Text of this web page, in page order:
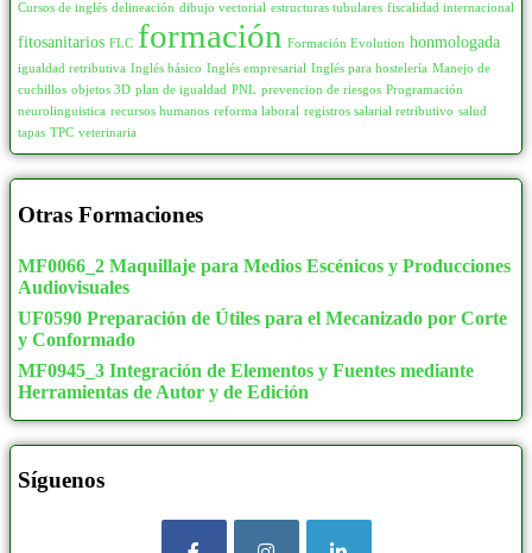
Cursos de inglés delineación dibujo vectorial estructuras tubulares fiscalidad internacional
fitosanitarios FLC formación Formación Evolution honmologada
igualdad retributiva Inglés básico Inglés empresarial Inglés para hostelería Manejo de
cuchillos objetos 3D plan de igualdad PNL prevencion de riesgos Programación
neurolinguistica recursos humanos reforma laboral registros salarial retributivo salud
tapas TPC veterinaria
Otras Formaciones
MF0066_2 Maquillaje para Medios Escénicos y Producciones
Audiovisuales
UF0590 Preparación de Útiles para el Mecanizado por Corte
y Conformado
MF0945_3 Integración de Elementos y Fuentes mediante
Herramientas de Autor y de Edición
Síguenos